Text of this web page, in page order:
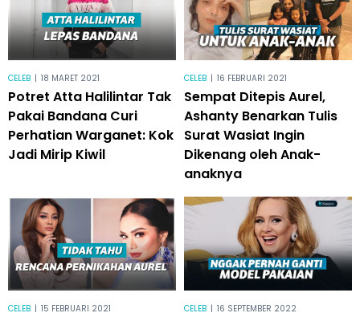
CELEB | 18 MARET 2021
Potret Atta Halilintar Tak
Pakai Bandana Curi
Perhatian Warganet: Kok
Jadi Mirip Kiwil
CELEB | 16 FEBRUARI 2021
Sempat Ditepis Aurel,
Ashanty Benarkan Tulis
Surat Wasiat Ingin
Dikenang oleh Anak-
anaknya
CELEB | 15 FEBRUARI 2021 CELEB | 16 SEPTEMBER 2022